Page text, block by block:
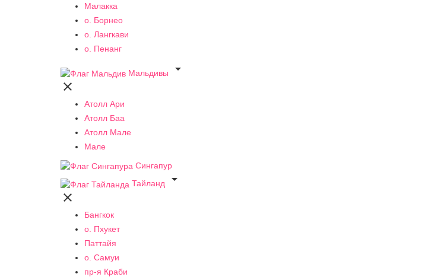
Малакка
о. Борнео
о. Лангкави
о. Пенанг
Мальдивы


Атолл Ари
Атолл Баа
Атолл Мале
Мале
Сингапур
Тайланд


Бангкок
о. Пхукет
Паттайя
о. Самуи
пр-я Краби